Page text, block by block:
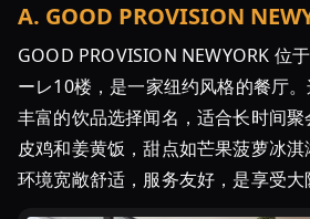
る
べ
き
ハ
ン
バ
ー
A. GOOD PROVISION
GOOD PROVISION NEWYORK 位
ーレ10楼，是一家纽约风格的餐厅
丰富的饮品选择闻名，适合长时间
皮鸡和姜黄饭，甜点如芒果菠萝冰
环境宽敞舒适，服务友好，是享受大